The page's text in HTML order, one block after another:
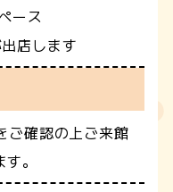
ース
店します
ご確認の上ご来館
。